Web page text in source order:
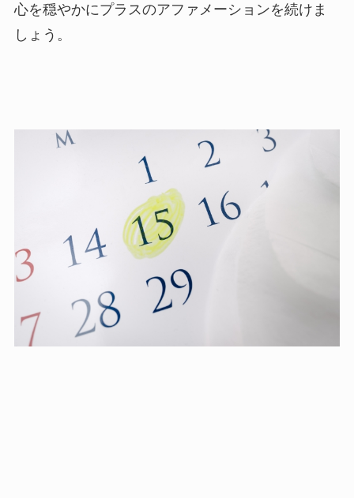
心を穏やかにプラスのアファメーションを続けま
しょう。